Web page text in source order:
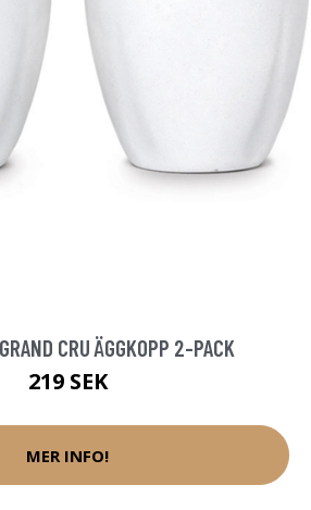
CRU ÄGGKOPP 2-PACK
219 SEK
MER INFO!